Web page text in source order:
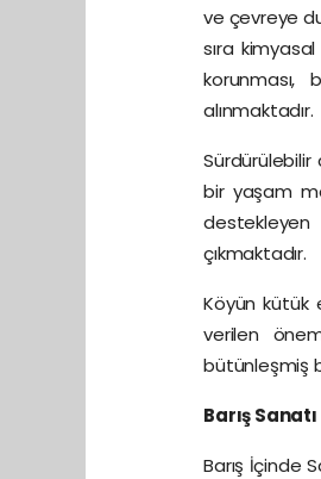
ve çevreye
sıra
korunması,
alınmaktadır.
bir yaşam
çıkmaktadır.
Köyün kütük
verilen
bütünleşmiş
Barış
Barış İçinde